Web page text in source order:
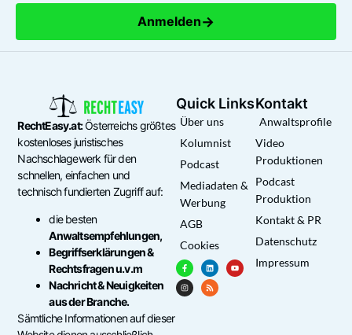
Anmelden→
RechtEasy.at:Österreichs größtes
kostenloses juristisches
Nachschlagewerk für den
schnellen, einfachen und
technisch fundierten Zugriff auf:
die besten
Anwaltsempfehlungen,
Begriffserklärungen &
Rechtsfragen u.v.m
Nachricht & Neuigkeiten
aus der Branche.
Sämtliche Informationen auf dieser
Quick Links
Über uns
Kolumnist
Podcast
Mediadaten &
Werbung
AGB
Cookies
Kontakt
Anwaltsprofile
Video
Produktionen
Podcast
Produktion
Kontakt & PR
Datenschutz
Impressum